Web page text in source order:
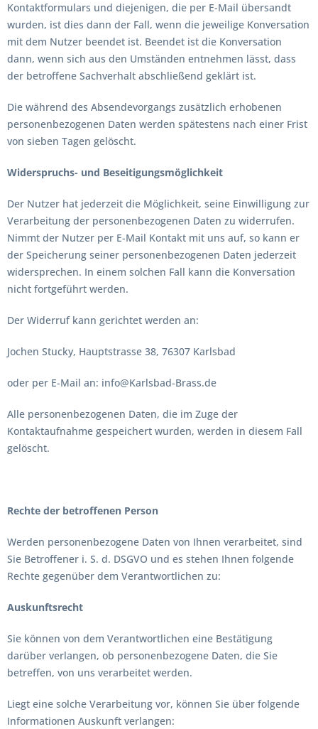
Kontaktformulars und diejenigen, die per E-Mail übersandt
wurden, ist dies dann der Fall, wenn die jeweilige Konversation
mit dem Nutzer beendet ist. Beendet ist die Konversation
dann, wenn sich aus den Umständen entnehmen lässt, dass
der betroffene Sachverhalt abschließend geklärt ist.
Die während des Absendevorgangs zusätzlich erhobenen
personenbezogenen Daten werden spätestens nach einer Frist
von sieben Tagen gelöscht.
Widerspruchs- und Beseitigungsmöglichkeit
Der Nutzer hat jederzeit die Möglichkeit, seine Einwilligung zur
Verarbeitung der personenbezogenen Daten zu widerrufen.
Nimmt der Nutzer per E-Mail Kontakt mit uns auf, so kann er
der Speicherung seiner personenbezogenen Daten jederzeit
widersprechen. In einem solchen Fall kann die Konversation
nicht fortgeführt werden.
Der Widerruf kann gerichtet werden an:
Jochen Stucky, Hauptstrasse 38, 76307 Karlsbad
oder per E-Mail an: info@Karlsbad-Brass.de
Alle personenbezogenen Daten, die im Zuge der
Kontaktaufnahme gespeichert wurden, werden in diesem Fall
gelöscht.
Rechte der betroffenen Person
Werden personenbezogene Daten von Ihnen verarbeitet, sind
Sie Betroffener i. S. d. DSGVO und es stehen Ihnen folgende
Rechte gegenüber dem Verantwortlichen zu:
Auskunftsrecht
Sie können von dem Verantwortlichen eine Bestätigung
darüber verlangen, ob personenbezogene Daten, die Sie
betreffen, von uns verarbeitet werden.
Liegt eine solche Verarbeitung vor, können Sie über folgende
Informationen Auskunft verlangen: